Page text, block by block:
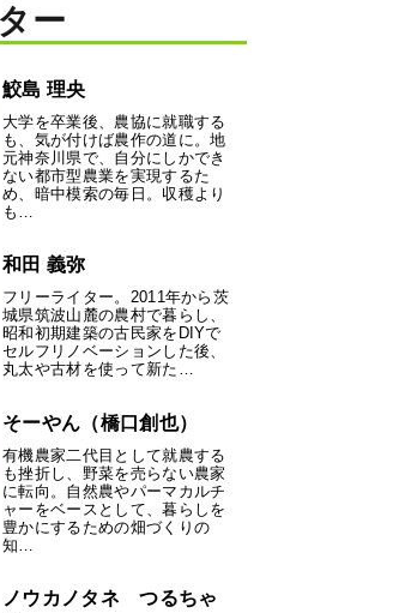
ー
鮫島 理央
大学を卒業後、農協に就職する
も、気が付けば農作の道に。地
元神奈川県で、自分にしかでき
ない都市型農業を実現するた
め、暗中模索の毎日。収穫より
も…
和田 義弥
フリーライター。2011年から茨
城県筑波山麓の農村で暮らし、
昭和初期建築の古民家をDIYで
セルフリノベーションした後、
丸太や古材を使って新た…
そーやん（橋口創也）
有機農家二代目として就農する
も挫折し、野菜を売らない農家
に転向。自然農やパーマカルチ
ャーをベースとして、暮らしを
豊かにするための畑づくりの
知…
ノウカノタネ つるちゃ